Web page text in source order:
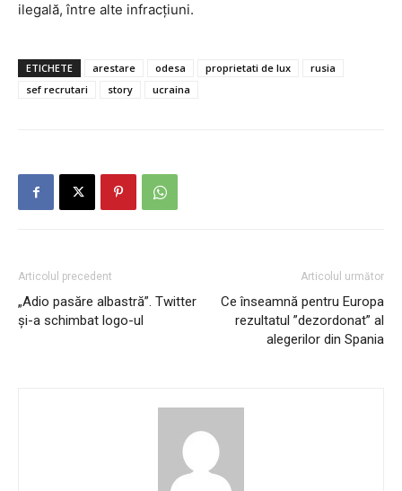
ilegală, între alte infracţiuni.
ETICHETE arestare odesa proprietati de lux
rusia
sef recrutari
story ucraina
Articolul precedent
„Adio pasăre albastră”. Twitter
și-a schimbat logo-ul
Articolul următor
Ce înseamnă pentru Europa
rezultatul ”dezordonat” al
alegerilor din Spania